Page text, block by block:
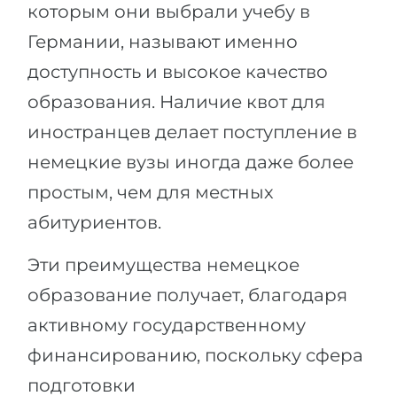
которым они выбрали учебу в
Германии, называют именно
доступность и высокое качество
образования. Наличие квот для
иностранцев делает поступление в
немецкие вузы иногда даже более
простым, чем для местных
абитуриентов.
Эти преимущества немецкое
образование получает, благодаря
активному государственному
финансированию, поскольку сфера
подготовки